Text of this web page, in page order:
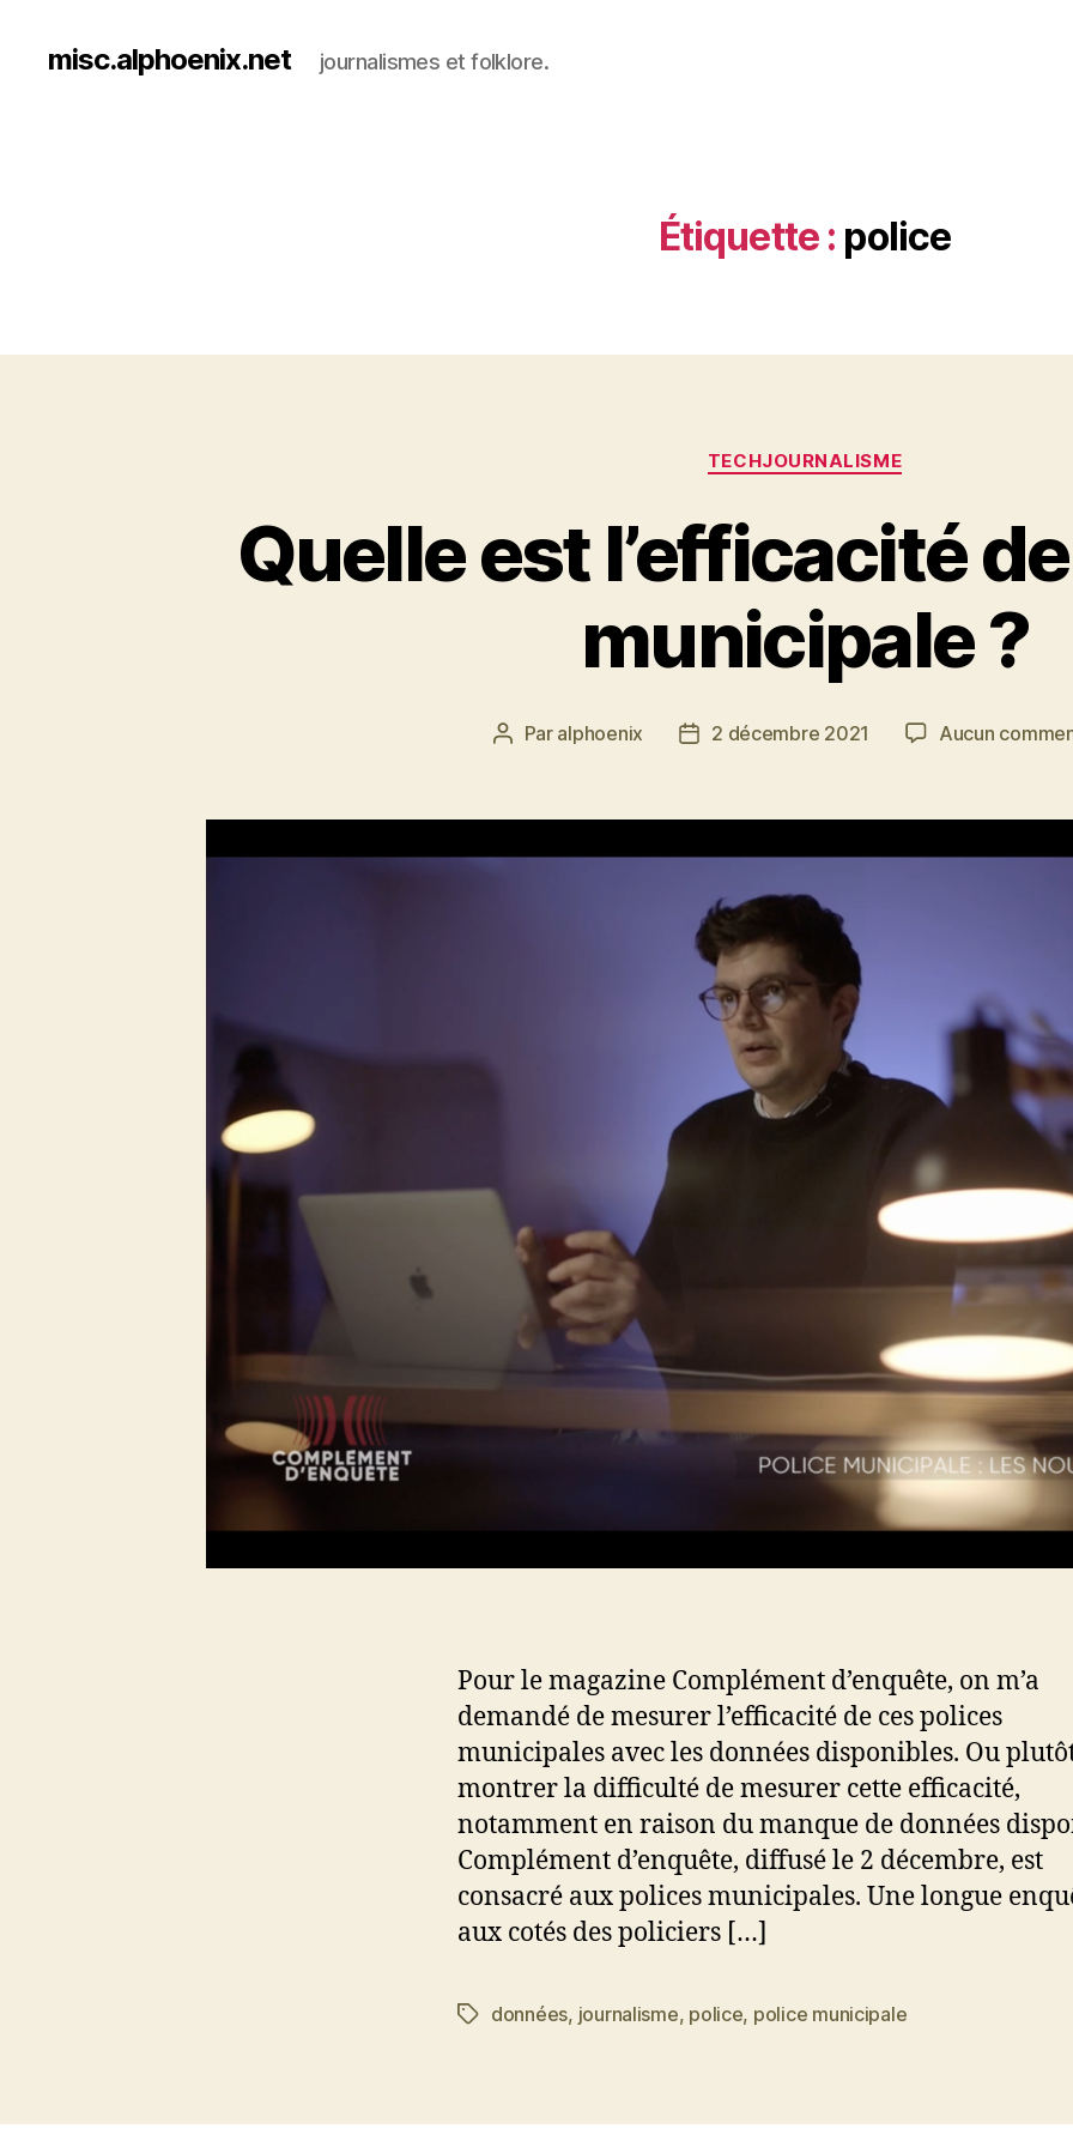
misc.alphoenix.net journalismes et folklore.
Étiquette : police
Catégories
TECHJOURNALISME
Quelle est l’efficacité
municipale ?
Auteur
Par alphoenix
Date2 décembre 2021 Aucun
Pour le magazine Complément d’enquête, on m’a
demandé de mesurer l’efficacité de ces polices
municipales avec les données disponibles. Ou
montrer la difficulté de mesurer cette efficacité,
notamment en raison du manque de données
Complément d’enquête, diffusé le 2 décembre, est
consacré aux polices municipales. Une longue
aux cotés des policiers […]
Étiquettes
données, journalisme, police, police municipale